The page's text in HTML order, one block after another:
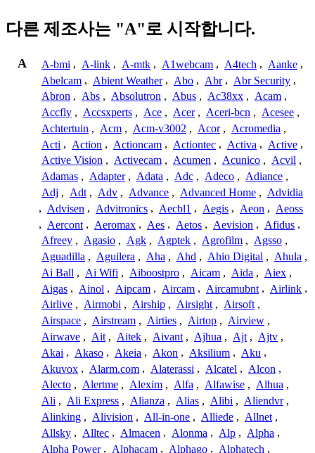
다른 제조사는 "A"로 시작합니다.
A A-bmi , A-link , A-mtk , A1webcam , A4tech , Aanke ,
Abelcam , Abient Weather , Abo , Abr , Abr Security ,
Abron , Abs , Absolutron , Abus , Ac38xx , Acam ,
Accfly , Accsxperts , Ace , Acer , Aceri-bcn , Acesee ,
Achtertuin , Acm , Acm-v3002 , Acor , Acromedia ,
Acti , Action , Actioncam , Actiontec , Activa , Active ,
Active Vision , Activecam , Acumen , Acunico , Acvil ,
Adamas , Adapter , Adata , Adc , Adeco , Adiance ,
Adj , Adt , Adv , Advance , Advanced Home , Advidia
, Advisen , Advitronics , Aecbl1 , Aegis , Aeon , Aeoss
, Aercont , Aeromax , Aes , Aetos , Aevision , Afidus ,
Afreey , Agasio , Agk , Agptek , Agrofilm , Agsso ,
Aguadilla , Aguilera , Aha , Ahd , Ahio Digital , Ahula ,
Ai Ball , Ai Wifi , Aiboostpro , Aicam , Aida , Aiex ,
Aigas , Ainol , Aipcam , Aircam , Aircamubnt , Airlink ,
Airlive , Airmobi , Airship , Airsight , Airsoft ,
Airspace , Airstream , Airties , Airtop , Airview ,
Airwave , Ait , Aitek , Aivant , Ajhua , Ajt , Ajtv ,
Akai , Akaso , Akeia , Akon , Aksilium , Aku ,
Akuvox , Alarm.com , Alaterassi , Alcatel , Alcon ,
Alecto , Alertme , Alexim , Alfa , Alfawise , Alhua ,
Ali , Ali Express , Alianza , Alias , Alibi , Aliendvr ,
Alinking , Alivision , All-in-one , Alliede , Allnet ,
Allsky , Alltec , Almacen , Alonma , Alp , Alpha ,
Alpha Power , Alphacam , Alphago , Alphatech ,